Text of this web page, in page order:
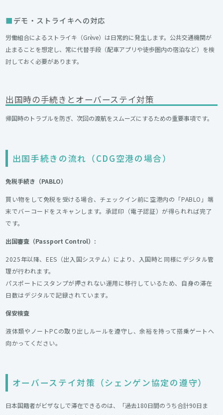
デモ・ストライキへの対応
労働組合によるストライキ（Grève）は日常的に発生します。公共交通機関が
止まることを想定し、常に代替手段（配車アプリや徒歩圏内の宿泊など）を検
討しておく必要があります。
出国時の手続きとオーバーステイ対策
帰国時のトラブルを防ぎ、次回の渡航をスムーズにするための重要事項です。
出国手続きの流れ（CDG空港の場合）
免税手続き（PABLO）
買い物をして免税を受ける場合、チェックイン前に空港内の「PABLO」端
末でバーコードをスキャンします。承認印（電子認証）が得られれば完了
です。
出国審査（Passport Control）:
2025年以降、EES（出入国システム）により、入国時と同様にデジタル管
理が行われます。
パスポートにスタンプが押されない運用に移行しているため、自身の滞在
日数はデジタルで記録されています。
保安検査
液体類やノートPCの取り出しルールを遵守し、余裕を持って搭乗ゲートへ
向かってください。
オーバーステイ対策（シェンゲン協定の遵守）
日本国籍者がビザなしで滞在できるのは、「過去180日間のうち合計90日ま